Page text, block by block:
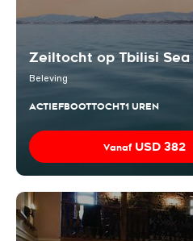
Zeiltocht op Tbilisi Sea
Beleving
ACTIEFBOOTTOCHT1 UREN
Vanaf USD 382